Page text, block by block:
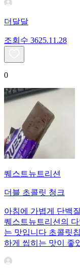
더달달
조회수 3625.11.28
0
퀘스트뉴트리션
더블 초콜릿 청크
아침에 가볍게 단백
퀘스트뉴트리션의
는 맛입니다 초콜릿
하게 씹히는 맛이 좋